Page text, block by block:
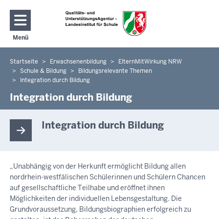
Direkt zum Inhalt
Menü
Navigation aktivieren/deaktivieren: Hauptmenü
Sie
befinden
hier
Startseite Erwachsenenbildung
ElternMitWirkung NRW
Schule & Bildung
Bildungsrelevante Themen
Integration durch Bildung
Integration durch Bildung
Integration durch Bildung
„Unabhängig von der Herkunft ermöglicht Bildung allen
nordrhein-westfälischen Schülerinnen und Schülern Chancen
auf gesellschaftliche Teilhabe und eröffnet ihnen
Möglichkeiten der individuellen Lebensgestaltung. Die
Grundvoraussetzung, Bildungsbiographien erfolgreich zu